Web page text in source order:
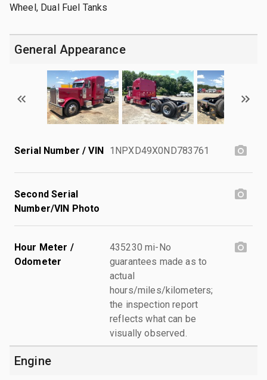
Wheel, Dual Fuel Tanks
General Appearance
Serial Number / VIN 1NPXD49X0ND783761
Second Serial
Number/VIN Photo
Hour Meter /
Odometer
435230 mi-No
guarantees made as to
actual
hours/miles/kilometers;
the inspection report
reflects what can be
visually observed.
Engine